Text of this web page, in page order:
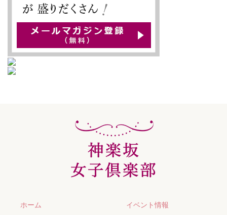
ホーム イベント情報